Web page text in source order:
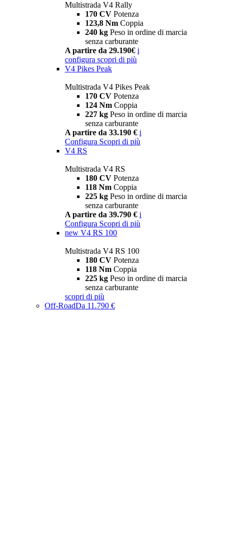
Multistrada V4 Rally
170 CV Potenza
123,8 Nm Coppia
240 kg Peso in ordine di marcia
senza carburante
A partire da 29.190€ i
configura scopri di più
V4 Pikes Peak
Multistrada V4 Pikes Peak
170 CV Potenza
124 Nm Coppia
227 kg Peso in ordine di marcia
senza carburante
A partire da 33.190 € i
Configura Scopri di più
V4 RS
Multistrada V4 RS
180 CV Potenza
118 Nm Coppia
225 kg Peso in ordine di marcia
senza carburante
A partire da 39.790 € i
Configura Scopri di più
new V4 RS 100
Multistrada V4 RS 100
180 CV Potenza
118 Nm Coppia
225 kg Peso in ordine di marcia
senza carburante
scopri di più
Off-RoadDa 11.790 €